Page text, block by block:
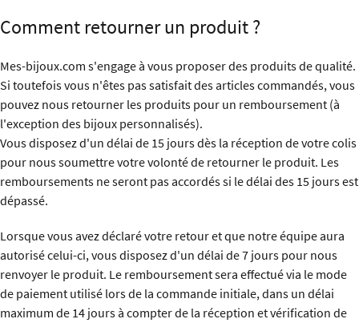
Comment retourner un produit ?
Mes-bijoux.com s'engage à vous proposer des produits de qualité.
Si toutefois vous n'êtes pas satisfait des articles commandés, vous
pouvez nous retourner les produits pour un remboursement (à
l'exception des bijoux personnalisés).
Vous disposez d'un délai de 15 jours dès la réception de votre colis
pour nous soumettre votre volonté de retourner le produit. Les
remboursements ne seront pas accordés si le délai des 15 jours est
dépassé.
Lorsque vous avez déclaré votre retour et que notre équipe aura
autorisé celui-ci, vous disposez d'un délai de 7 jours pour nous
renvoyer le produit. Le remboursement sera effectué via le mode
de paiement utilisé lors de la commande initiale, dans un délai
maximum de 14 jours à compter de la réception et vérification de